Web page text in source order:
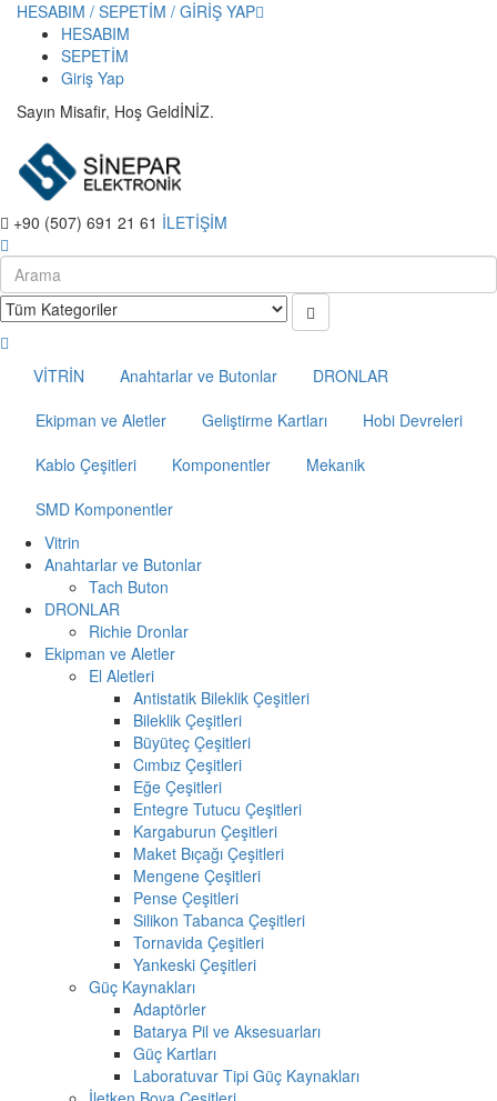
HESABIM / SEPETİM / GİRİŞ YAP
HESABIM
SEPETİM
Giriş Yap
Sayın Misafir, Hoş GeldİNİZ.
+90 (507) 691 21 61 İLETİŞİM
VİTRİN Anahtarlar ve Butonlar
DRONLAR
Ekipman ve Aletler
Geliştirme Kartları
Hobi Devreleri
Kablo Çeşitleri
Komponentler
Mekanik
SMD Komponentler
Vitrin
Anahtarlar ve Butonlar
Tach Buton
DRONLAR
Richie Dronlar
Ekipman ve Aletler
El Aletleri
Antistatik Bileklik Çeşitleri
Bileklik Çeşitleri
Büyüteç Çeşitleri
Cımbız Çeşitleri
Eğe Çeşitleri
Entegre Tutucu Çeşitleri
Kargaburun Çeşitleri
Maket Bıçağı Çeşitleri
Mengene Çeşitleri
Pense Çeşitleri
Silikon Tabanca Çeşitleri
Tornavida Çeşitleri
Yankeski Çeşitleri
Güç Kaynakları
Adaptörler
Batarya Pil ve Aksesuarları
Güç Kartları
Laboratuvar Tipi Güç Kaynakları